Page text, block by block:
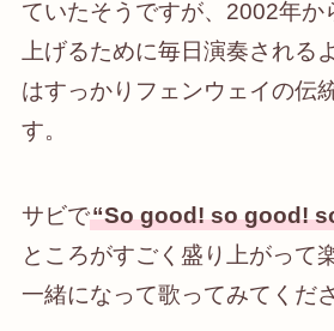
ていたそうですが、2002年か
上げるために毎日演奏される
はすっかりフェンウェイの伝
す。
サビで“So good! so good!
ところがすごく盛り上がって
一緒になって歌ってみてくだ